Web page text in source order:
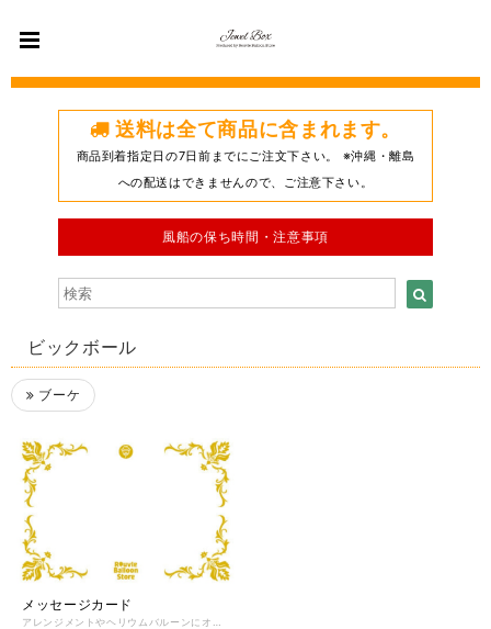
送料は全て商品に含まれます。
商品到着指定日の7日前までにご注文下さい。 ※沖縄・離島
への配送はできませんので、ご注意下さい。
風船の保ち時間・注意事項
ビックボール
ブーケ
メッセージカード